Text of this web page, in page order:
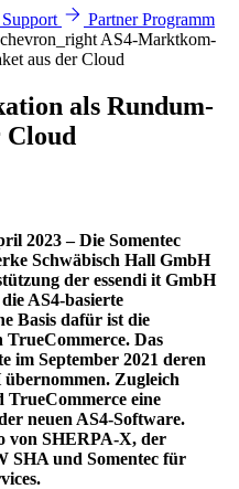
Partner Programm
chevron_right AS4-Marktkom­
aus der Cloud
als Rundum-
Cloud
2023 – Die Somentec
Schwäbisch Hall GmbH
der essendi it GmbH
AS4-basierte
Basis dafür ist die
TrueCommerce. Das
im September 2021 deren
Zugleich
TrueCommerce eine
neuen AS4-Software.
von SHERPA-X, der
SHA und Somentec für